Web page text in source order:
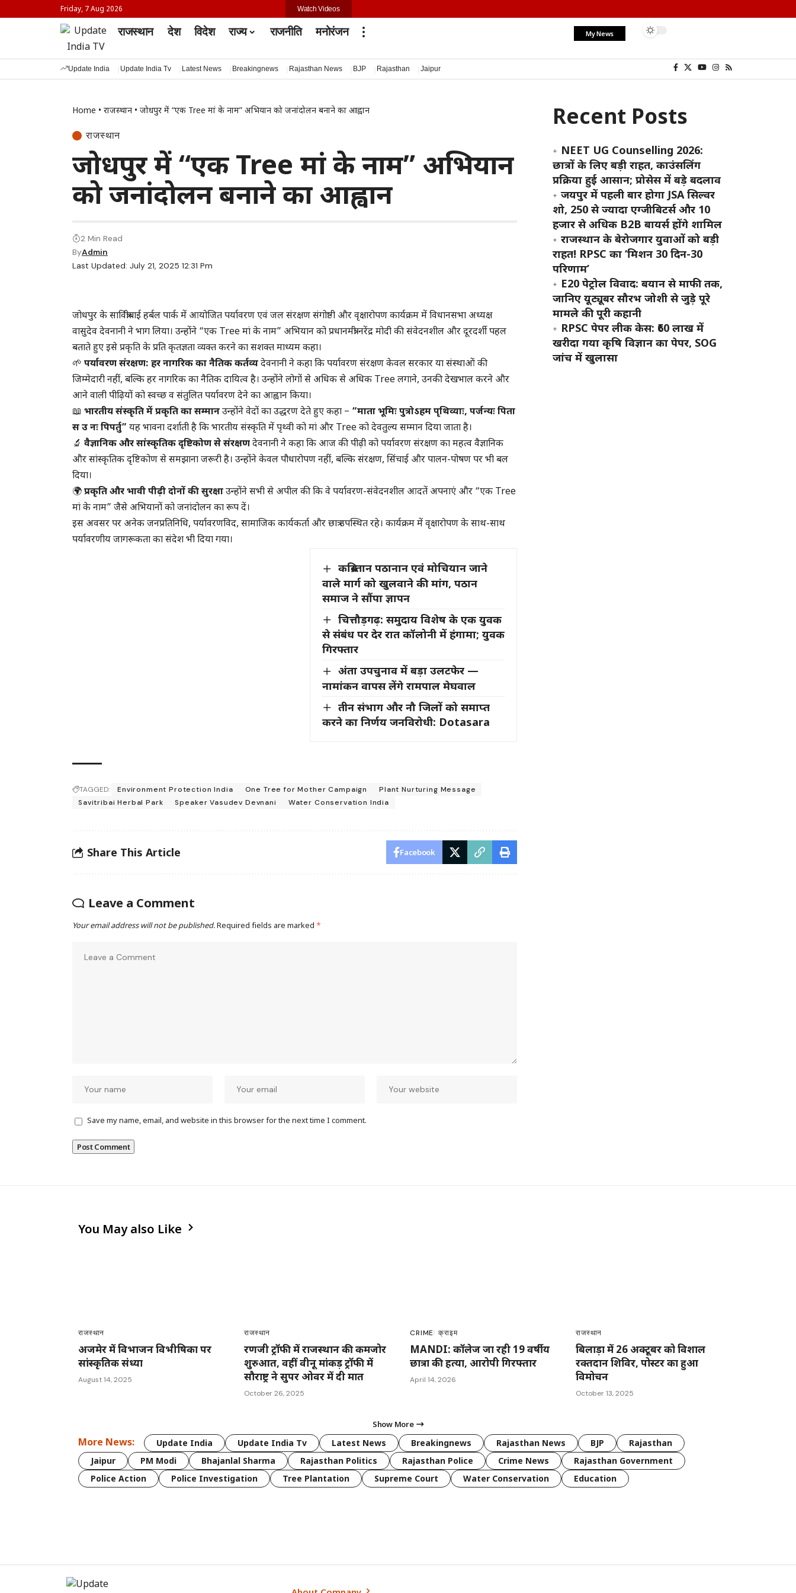
Friday, 7 Aug 2026 Watch Videos
राजस्थान देश विदेश राज्य राजनीति मनोरंजन My News
Update India Update India Tv Latest News Breakingnews Rajasthan News BJP Rajasthan Jaipur
Home • राजस्थान • जोधपुर में “एक Tree मां के नाम” अभियान को जनांदोलन बनाने का आह्वान
राजस्थान
जोधपुर में “एक Tree मां के नाम” अभियान
को जनांदोलन बनाने का आह्वान
Last Updated: July 21, 2025 12:31 Pm
ByAdmin
2 Min Read
जोधपुर के सावित्रीबाई हर्बल पार्क में आयोजित पर्यावरण एवं जल संरक्षण संगोष्ठी और वृक्षारोपण कार्यक्रम में विधानसभा अध्यक्ष
वासुदेव देवनानी ने भाग लिया। उन्होंने “एक Tree मां के नाम” अभियान को प्रधानमंत्री नरेंद्र मोदी की संवेदनशील और दूरदर्शी पहल
बताते हुए इसे प्रकृति के प्रति कृतज्ञता व्यक्त करने का सशक्त माध्यम कहा।
🌱 पर्यावरण संरक्षण: हर नागरिक का नैतिक कर्तव्यदेवनानी ने कहा कि पर्यावरण संरक्षण केवल सरकार या संस्थाओं की
जिम्मेदारी नहीं, बल्कि हर नागरिक का नैतिक दायित्व है। उन्होंने लोगों से अधिक से अधिक Tree लगाने, उनकी देखभाल करने और
आने वाली पीढ़ियों को स्वच्छ व संतुलित पर्यावरण देने का आह्वान किया।
📖 भारतीय संस्कृति में प्रकृति का सम्मानउन्होंने वेदों का उद्धरण देते हुए कहा – “माता भूमिः पुत्रोऽहम पृथिव्याः, पर्जन्यः पिता
स उ नः पिपर्तु” यह भावना दर्शाती है कि भारतीय संस्कृति में पृथ्वी को मां और Tree को देवतुल्य सम्मान दिया जाता है।
🔬 वैज्ञानिक और सांस्कृतिक दृष्टिकोण से संरक्षणदेवनानी ने कहा कि आज की पीढ़ी को पर्यावरण संरक्षण का महत्व वैज्ञानिक
और सांस्कृतिक दृष्टिकोण से समझाना जरूरी है। उन्होंने केवल पौधारोपण नहीं, बल्कि संरक्षण, सिंचाई और पालन-पोषण पर भी बल
दिया।
🌍प्रकृति और भावी पीढ़ी दोनों की सुरक्षाउन्होंने सभी से अपील की कि वे पर्यावरण-संवेदनशील आदतें अपनाएं और “एक Tree
मां के नाम” जैसे अभियानों को जनांदोलन का रूप दें।
इस अवसर पर अनेक जनप्रतिनिधि, पर्यावरणविद, सामाजिक कार्यकर्ता और छात्र उपस्थित रहे। कार्यक्रम में वृक्षारोपण के साथ-साथ
पर्यावरणीय जागरूकता का संदेश भी दिया गया।
कब्रिस्तान पठानान एवं मोचियान जाने
वाले मार्ग को खुलवाने की मांग, पठान
समाज ने सौंपा ज्ञापन
चित्तौड़गढ़: समुदाय विशेष के एक युवक
से संबंध पर देर रात कॉलोनी में हंगामा; युवक
गिरफ्तार
अंता उपचुनाव में बड़ा उलटफेर —
नामांकन वापस लेंगे रामपाल मेघवाल
तीन संभाग और नौ जिलों को समाप्त
करने का निर्णय जनविरोधी: Dotasara
TAGGED: Environment Protection India One Tree for Mother Campaign
Plant Nurturing Message
Savitribai Herbal Park
Speaker Vasudev Devnani Water Conservation India
Share This Article Facebook
Leave a Comment
Your email address will not be published.Required fields are marked *
Save my name, email, and website in this browser for the next time I comment.
Recent Posts
NEET UG Counselling 2026:
छात्रों के लिए बड़ी राहत, काउंसलिंग
प्रक्रिया हुई आसान; प्रोसेस में बड़े बदलाव
जयपुर में पहली बार होगा JSA सिल्वर
शो, 250 से ज्यादा एग्जीबिटर्स और 10
हजार से अधिक B2B बायर्स होंगे शामिल
राजस्थान के बेरोजगार युवाओं को बड़ी
राहत! RPSC का ‘मिशन 30 दिन-30
परिणाम’
E20 पेट्रोल विवाद: बयान से माफी तक,
जानिए यूट्यूबर सौरभ जोशी से जुड़े पूरे
मामले की पूरी कहानी
RPSC पेपर लीक केस: ₹60 लाख में
खरीदा गया कृषि विज्ञान का पेपर, SOG
जांच में खुलासा
You May also Like
राजस्थान
अजमेर में विभाजन विभीषिका पर
सांस्कृतिक संध्या
August 14, 2025
राजस्थान
रणजी ट्रॉफी में राजस्थान की कमजोर
शुरुआत, वहीं वीनू मांकड़ ट्रॉफी में
सौराष्ट्र ने सुपर ओवर में दी मात
October 26, 2025
CRIME क्राइम
MANDI: कॉलेज जा रही 19 वर्षीय
छात्रा की हत्या, आरोपी गिरफ्तार
April 14, 2026
राजस्थान
बिलाड़ा में 26 अक्टूबर को विशाल
रक्तदान शिविर, पोस्टर का हुआ
विमोचन
October 13, 2025
Show More
More News: Update India Update India Tv Latest News Breakingnews Rajasthan News BJP
Rajasthan
Jaipur
PM Modi Bhajanlal Sharma Rajasthan Politics Rajasthan Police Crime News
Rajasthan Government
Police Action
Police Investigation Tree Plantation Supreme Court Water Conservation Education